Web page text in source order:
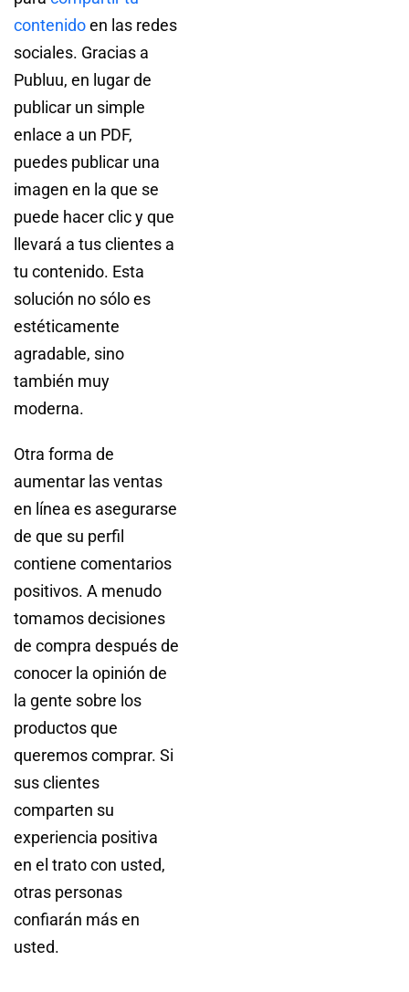
contenidoen las redes
sociales. Gracias a
Publuu, en lugar de
publicar un simple
enlace a un PDF,
puedes publicar una
imagen en la que se
puede hacer clic y que
llevará a tus clientes a
tu contenido. Esta
solución no sólo es
estéticamente
agradable, sino
también muy
moderna.
Otra forma de
aumentar las ventas
en línea es asegurarse
de que su perfil
contiene comentarios
positivos. A menudo
tomamos decisiones
de compra después de
conocer la opinión de
la gente sobre los
productos que
queremos comprar. Si
sus clientes
comparten su
experiencia positiva
en el trato con usted,
otras personas
confiarán más en
usted.